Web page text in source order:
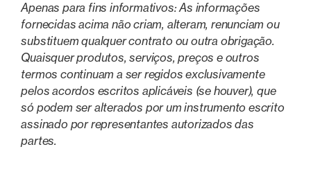
Apenas para fins informativos: As informações
fornecidas acima não criam, alteram, renunciam ou
substituem qualquer contrato ou outra obrigação.
Quaisquer produtos, serviços, preços e outros
termos continuam a ser regidos exclusivamente
pelos acordos escritos aplicáveis (se houver), que
só podem ser alterados por um instrumento escrito
assinado por representantes autorizados das
partes.